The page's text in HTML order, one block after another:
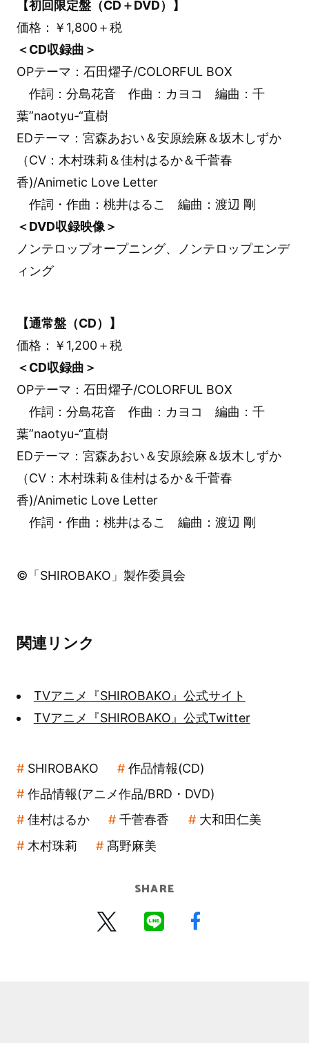
【初回限定盤（CD＋DVD）】
価格：￥1,800＋税
＜CD収録曲＞
OPテーマ：石田燿子/COLORFUL BOX
作詞：分島花音 作曲：カヨコ 編曲：千
葉”naotyu-“直樹
EDテーマ：宮森あおい＆安原絵麻＆坂木しずか
（CV：木村珠莉＆佳村はるか＆千菅春
香)/Animetic Love Letter
作詞・作曲：桃井はるこ 編曲：渡辺 剛
＜DVD収録映像＞
ノンテロップオープニング、ノンテロップエンデ
ィング
【通常盤（CD）】
価格：￥1,200＋税
＜CD収録曲＞
OPテーマ：石田燿子/COLORFUL BOX
作詞：分島花音 作曲：カヨコ 編曲：千
葉”naotyu-“直樹
EDテーマ：宮森あおい＆安原絵麻＆坂木しずか
（CV：木村珠莉＆佳村はるか＆千菅春
香)/Animetic Love Letter
作詞・作曲：桃井はるこ 編曲：渡辺 剛
©「SHIROBAKO」製作委員会
関連リンク
TVアニメ『SHIROBAKO』公式サイト
TVアニメ『SHIROBAKO』公式Twitter
SHIROBAKO
作品情報(CD)
作品情報(アニメ作品/BRD・DVD)
佳村はるか
千菅春香
大和田仁美
木村珠莉
髙野麻美
SHARE